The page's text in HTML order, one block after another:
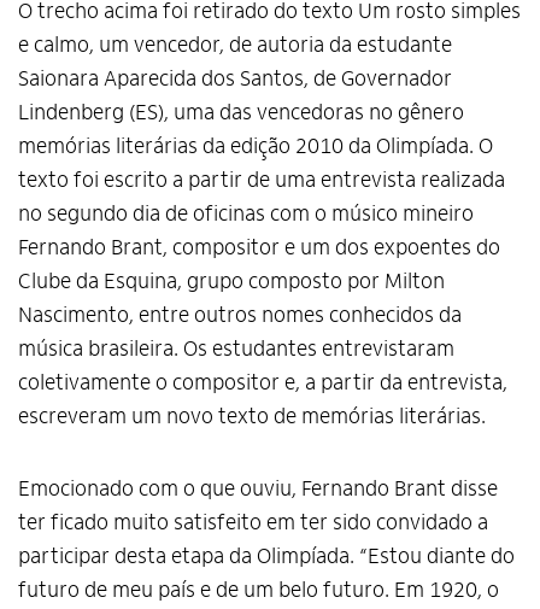
O trecho acima foi retirado do texto Um rosto simples
e calmo, um vencedor, de autoria da estudante
Saionara Aparecida dos Santos, de Governador
Lindenberg (ES), uma das vencedoras no gênero
memórias literárias da edição 2010 da Olimpíada. O
texto foi escrito a partir de uma entrevista realizada
no segundo dia de oficinas com o músico mineiro
Fernando Brant, compositor e um dos expoentes do
Clube da Esquina, grupo composto por Milton
Nascimento, entre outros nomes conhecidos da
música brasileira. Os estudantes entrevistaram
coletivamente o compositor e, a partir da entrevista,
escreveram um novo texto de memórias literárias.
Emocionado com o que ouviu, Fernando Brant disse
ter ficado muito satisfeito em ter sido convidado a
participar desta etapa da Olimpíada. “Estou diante do
futuro de meu país e de um belo futuro. Em 1920, o